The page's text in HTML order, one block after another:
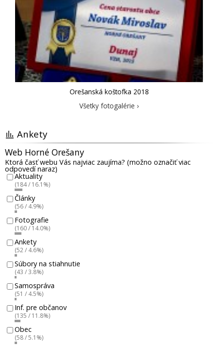
Orešanská koštofka 2018
Všetky fotogalérie ›
Ankety
Web Horné Orešany
Ktorá časť webu Vás najviac zaujíma? (možno označiť viac
odpovedí naraz)
Aktuality
(184 / 16.1%)
Články
(56 / 4.9%)
Fotografie
(160 / 14.0%)
Ankety
(52 / 4.6%)
Súbory na stiahnutie
(43 / 3.8%)
Samospráva
(51 / 4.5%)
Inf. pre občanov
(135 / 11.8%)
Obec
(58 / 5.1%)